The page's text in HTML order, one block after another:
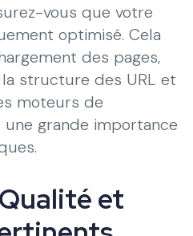
vous que votre
optimisé. Cela
des pages,
structure des URL et
moteurs de
grande importance
et